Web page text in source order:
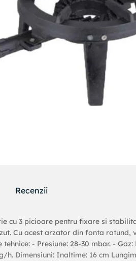
Recenzii
cu 3 picioare pentru fixare si
Cu acest arzator din fonta
- Presiune: 28-30 mbar. -
h. Dimensiuni: Inaltime: 16 cm